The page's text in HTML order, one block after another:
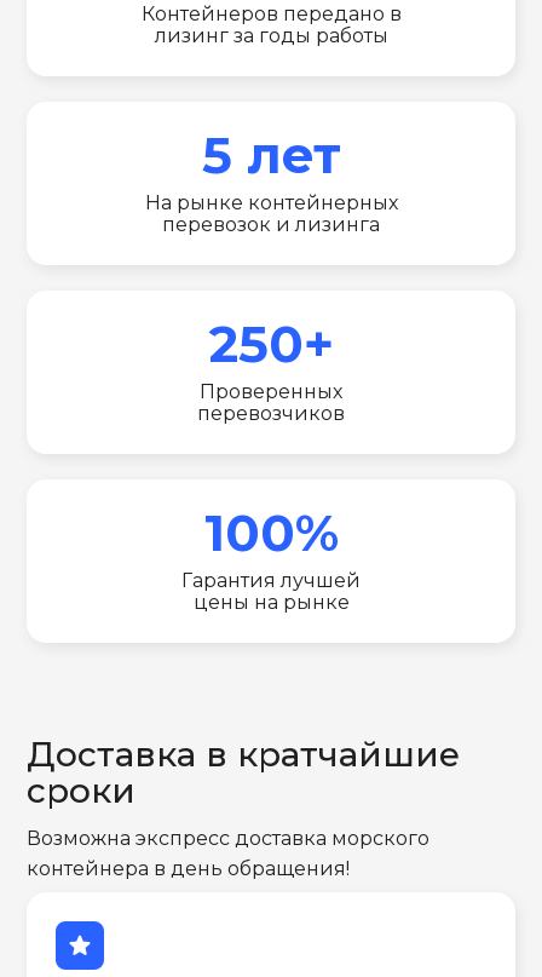
Контейнеров передано в
лизинг за годы работы
5 лет
На рынке контейнерных
перевозок и лизинга
250+
Проверенных
перевозчиков
100%
Гарантия лучшей
цены на рынке
Доставка в кратчайшие
сроки
Возможна экспресс доставка морского
контейнера в день обращения!
star